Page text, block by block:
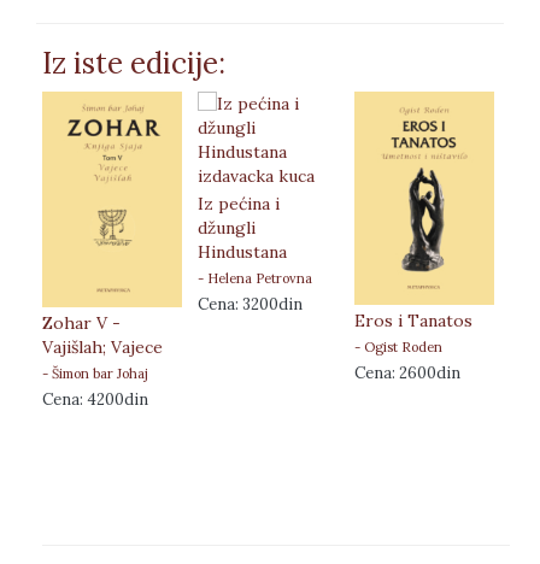
Iz iste edicije:
Zohar V -
Vajišlah; Vajece
- Šimon bar Johaj
Cena: 4200din
Iz pećina i
džungli
Hindustana
- Helena Petrovna
Blavacka
Cena: 3200din
Eros i Tanatos
- Ogist Roden
Cena: 2600din